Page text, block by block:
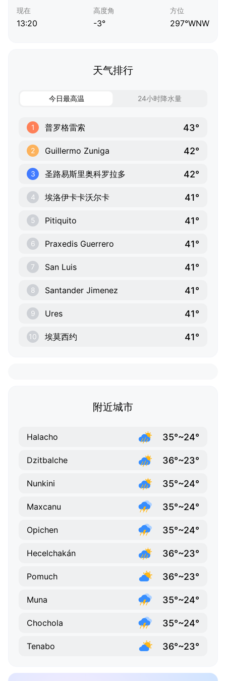
现在
13:20
高度角
-3°
方位
297°WNW
天气排行
今日最高温 24小时降水量
1 普罗格雷索 43°
2 Guillermo Zuniga 42°
3 圣路易斯里奥科罗拉多 42°
4 埃洛伊卡卡沃尔卡 41°
5 Pitiquito 41°
6 Praxedis Guerrero 41°
7 San Luis 41°
8 Santander Jimenez 41°
9 Ures 41°
10 埃莫西约 41°
附近城市
Halacho 35°~24°
Dzitbalche 36°~23°
Nunkini 35°~24°
Maxcanu 35°~24°
Opichen 35°~24°
Hecelchakán 36°~23°
Pomuch 36°~23°
Muna 35°~24°
Chochola 35°~24°
Tenabo 36°~23°